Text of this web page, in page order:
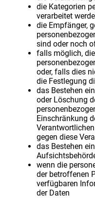
die Kategorien
verarbeitet
die Empfänger,
sind oder noch
falls möglich,
oder, falls dies
die Festlegung
das Bestehen
oder Löschung
Einschränkung
gegen diese
das Bestehen
wenn die
der betroffenen
verfügbaren
der Daten